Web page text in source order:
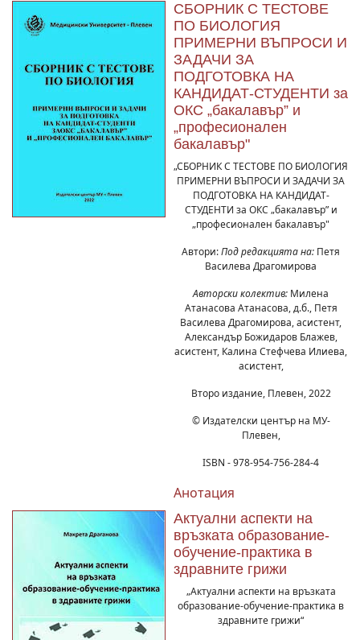
СБОРНИК С ТЕСТОВЕ
ПО БИОЛОГИЯ
ПРИМЕРНИ ВЪПРОСИ И
ЗАДАЧИ ЗА
ПОДГОТОВКА НА
КАНДИДАТ-СТУДЕНТИ за
ОКС „бакалавър” и
„професионален
бакалавър"
„СБОРНИК С ТЕСТОВЕ ПО БИОЛОГИЯ
ПРИМЕРНИ ВЪПРОСИ И ЗАДАЧИ ЗА
ПОДГОТОВКА НА КАНДИДАТ-
СТУДЕНТИ за ОКС „бакалавър” и
„професионален бакалавър"
Автори:Под редакцията на: Петя
Василева Драгомирова
Авторски колектив: Милена
Атанасова Атанасова, д.б., Петя
Василева Драгомирова, асистент,
Александър Божидаров Блажев,
асистент, Калина Стефчева Илиева,
асистент,
Второ издание, Плевен, 2022
© Издателски център на МУ-
Плевен,
ISBN - 978-954-756-284-4
Анотация
Актуални аспекти на
връзката образование-
обучение-практика в
здравните грижи
„Актуални аспекти на връзката
образование-обучение-практика в
здравните грижи“